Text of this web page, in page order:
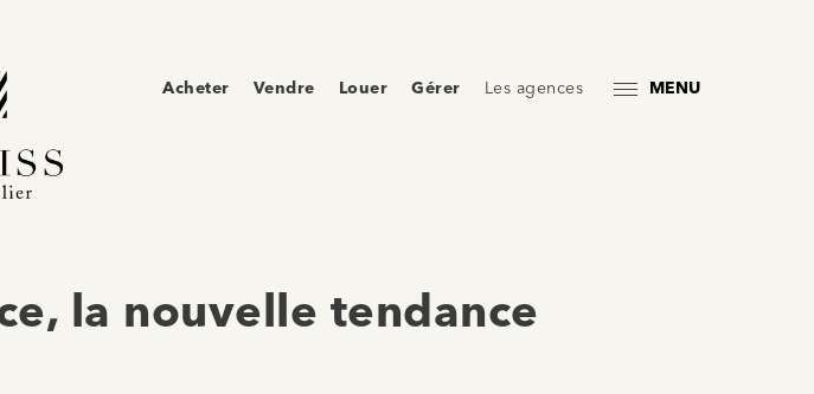
Acheter Vendre Louer Gérer Les agences MENU
la nouvelle tendance